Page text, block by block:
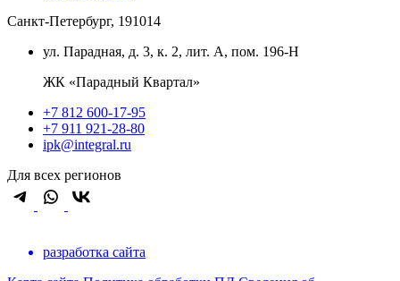
Санкт-Петербург, 191014
ул. Парадная, д. 3, к. 2, лит. А, пом. 196-Н
ЖК «Парадный Квартал»
+7 812 600-17-95
+7 911 921-28-80
ipk@integral.ru
Для всех регионов
разработка сайта